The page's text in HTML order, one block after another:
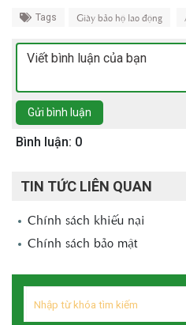
Tags Giày bảo hộ lao động
Gửi bình luận
Bình luận: 0
TIN TỨC LIÊN QUAN
Chính sách khiếu nại
Chính sách bảo mật